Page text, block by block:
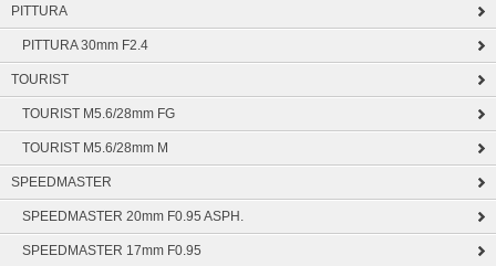
PITTURA
PITTURA 30mm F2.4
TOURIST
TOURIST M5.6/28mm FG
TOURIST M5.6/28mm M
SPEEDMASTER
SPEEDMASTER 20mm F0.95 ASPH.
SPEEDMASTER 17mm F0.95